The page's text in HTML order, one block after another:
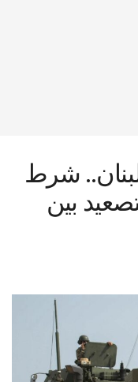
شرط
بين